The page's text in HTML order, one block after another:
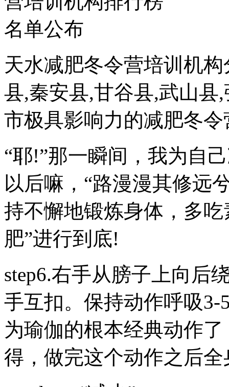
天水减肥冬令营培训机
县,秦安县,甘谷县,武山县
市极具影响力的减肥冬
“耶!”那一瞬间，我为自
以后嘛，“路漫漫其修远
持不懈地锻炼身体，多
肥”进行到底!
step6.右手从膀子上向后
手互扣。保持动作呼吸
为瑜伽的根本经典动作
得，做完这个动作之后